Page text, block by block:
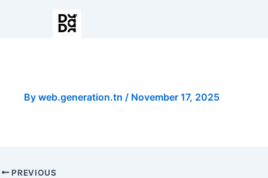
By web.generation.tn / November 17, 2025
PREVIOUS